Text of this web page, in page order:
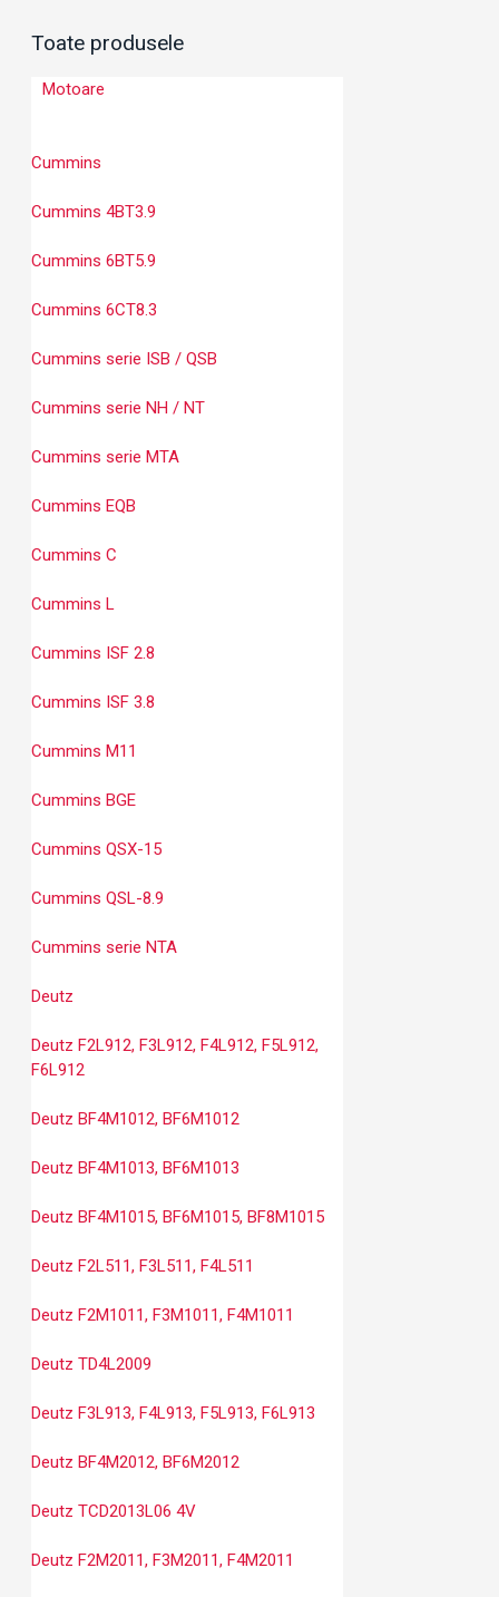
Toate produsele
Motoare
Cummins
Cummins 4BT3.9
Cummins 6BT5.9
Cummins 6CT8.3
Cummins serie ISB / QSB
Cummins serie NH / NT
Cummins serie MTA
Cummins EQB
Cummins C
Cummins L
Cummins ISF 2.8
Cummins ISF 3.8
Cummins M11
Cummins BGE
Cummins QSX-15
Cummins QSL-8.9
Cummins serie NTA
Deutz
Deutz F2L912, F3L912, F4L912, F5L912,
F6L912
Deutz BF4M1012, BF6M1012
Deutz BF4M1013, BF6M1013
Deutz BF4M1015, BF6M1015, BF8M1015
Deutz F2L511, F3L511, F4L511
Deutz F2M1011, F3M1011, F4M1011
Deutz TD4L2009
Deutz F3L913, F4L913, F5L913, F6L913
Deutz BF4M2012, BF6M2012
Deutz TCD2013L06 4V
Deutz F2M2011, F3M2011, F4M2011